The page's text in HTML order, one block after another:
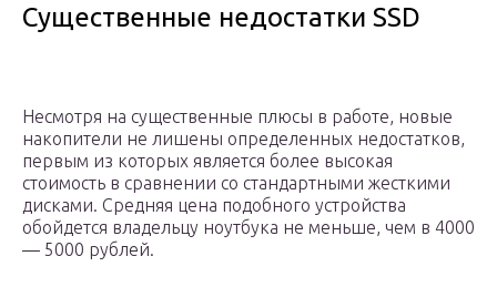
Существенные недостатки SSD
Несмотря на существенные плюсы в работе, новые
накопители не лишены определенных недостатков,
первым из которых является более высокая
стоимость в сравнении со стандартными жесткими
дисками. Средняя цена подобного устройства
обойдется владельцу ноутбука не меньше, чем в 4000
— 5000 рублей.